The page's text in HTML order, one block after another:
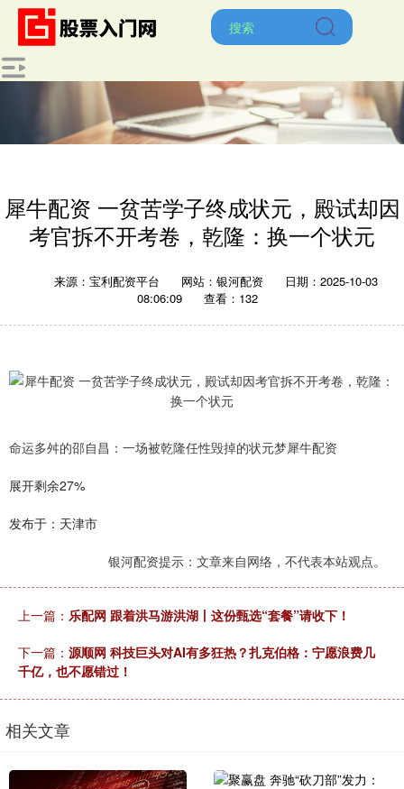
犀牛配资 一贫苦学子终成状元，殿试却因
考官拆不开考卷，乾隆：换一个状元
来源：宝利配资平台 网站：银河配资
日期：2025-10-03
08:06:09
查看：132
命运多舛的邵自昌：一场被乾隆任性毁掉的状元梦犀牛配资
展开剩余27%
发布于：天津市
银河配资提示：文章来自网络，不代表本站观点。
上一篇： 乐配网 跟着洪马游洪湖丨这份甄选“套餐”请收下！
下一篇： 源顺网 科技巨头对AI有多狂热？扎克伯格：宁愿浪费几
千亿，也不愿错过！
相关文章